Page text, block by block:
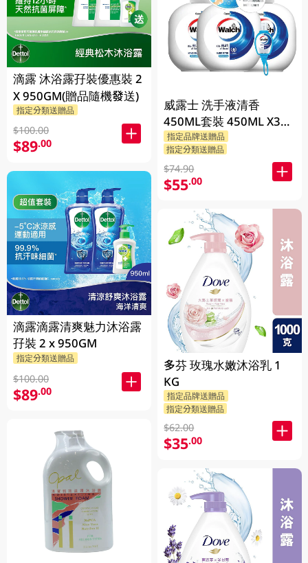
滴露 沐浴露孖裝優惠裝 2
X 950GM(贈品隨機發送)
指定分類送贈品
$100.00
$89.00
滴露滴露清爽魅力沐浴露
孖裝 2 x 950GM
指定分類送贈品
$100.00
$89.00
威露士 洗手液清香
450ML套裝 450ML X3
BP
指定品牌送贈品
指定分類送贈品
$74.90
$55.00
多芬 玫瑰水嫩沐浴乳 1
KG
指定品牌送贈品
指定分類送贈品
$62.00
$35.00